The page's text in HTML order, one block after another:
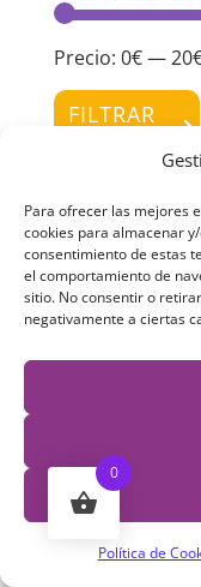
Para ofrecer las mejores
cookies para almacenar
consentimiento de estas
el comportamiento de
sitio. No consentir o
negativamente a ciertas
Política de
FILTRAR
Precio: 0€—
Tu Carrito
¡Tu
0